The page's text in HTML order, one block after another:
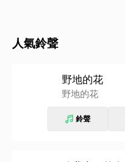
人氣鈴聲
野地的花
野地的花
鈴聲